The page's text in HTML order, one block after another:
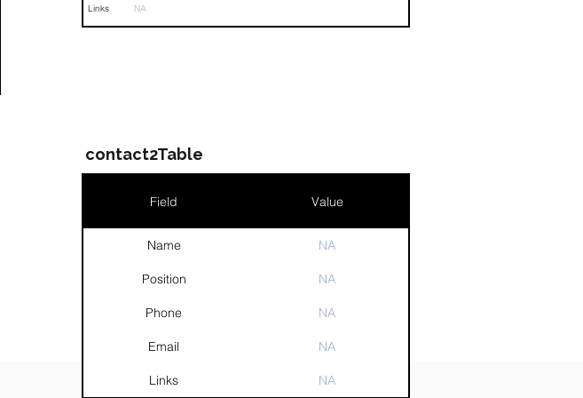
Links NA
contact2Table
Field Value
Name NA
Position NA
Phone NA
Email NA
Links NA